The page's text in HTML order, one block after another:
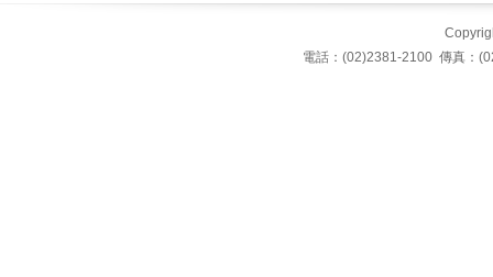
電話：(02)2381-2100 傳真：